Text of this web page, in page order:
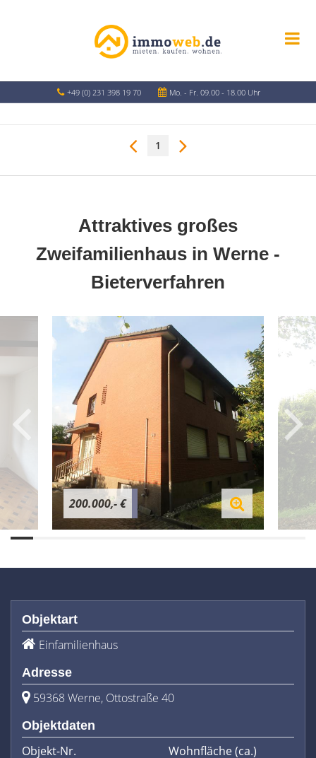
+49 (0) 231 398 19 70 Mo. - Fr. 09.00 - 18.00 Uhr
1
Attraktives großes
Zweifamilienhaus in Werne -
Bieterverfahren
200.000,- €
Objektart
Einfamilienhaus
Adresse
59368 Werne, Ottostraße 40
Objektdaten
Objekt-Nr.
Wohnfläche(ca.)